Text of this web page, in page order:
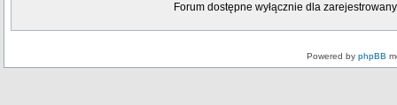
Forum dostępne wyłącznie dla
Powered by phpBB